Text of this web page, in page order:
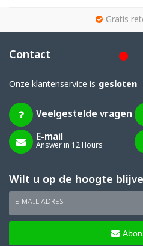
Gratis
Contact
Onze klantenservice is gesloten
Veelgestelde vragen
E-mail
Answer in 12 Hours
Wilt u op de hoogte
E-MAIL ADRES